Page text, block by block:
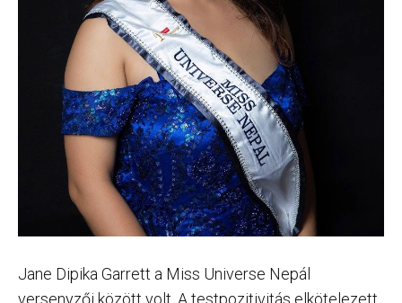
Jane Dipika Garrett a Miss Universe Nepál
versenyzői között volt. A testpozitivitás elkötelezett